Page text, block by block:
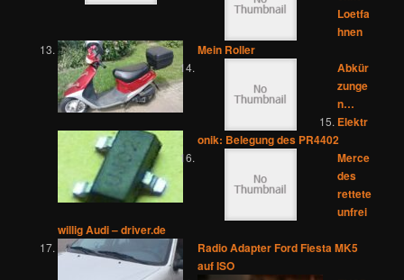
Loetfa
hnen
Mein Roller
Abkür
zunge
n…
Elektr
onik: Belegung des PR4402
Merce
des
rettete
unfrei
willig Audi – driver.de
Radio Adapter Ford Fiesta MK5
auf ISO